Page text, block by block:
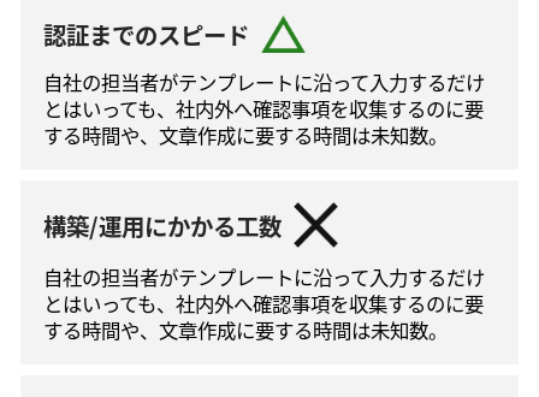
認証までのスピード
自社の担当者がテンプレートに沿って⼊⼒するだけ
とはいっても、社内外へ確認事項を収集するのに要
する時間や、文章作成に要する時間は未知数。
構築/運用にかかる工数
自社の担当者がテンプレートに沿って⼊⼒するだけ
とはいっても、社内外へ確認事項を収集するのに要
する時間や、文章作成に要する時間は未知数。